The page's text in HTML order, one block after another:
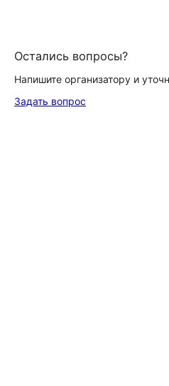
Остались вопросы?
Напишите организатору и
Задать вопрос